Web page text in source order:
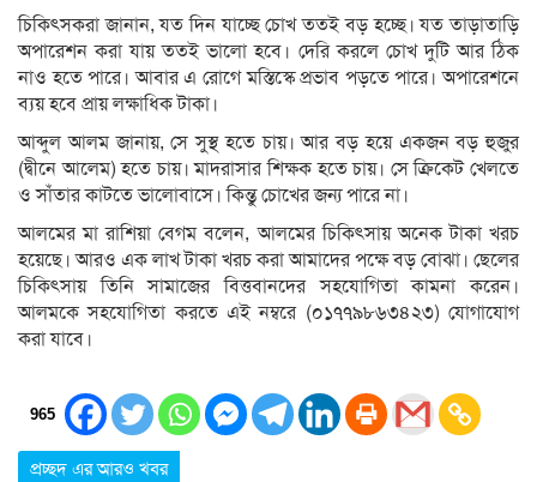
চিকিৎসকরা জানান, যত দিন যাচ্ছে চোখ ততই বড় হচ্ছে। যত তাড়াতাড়ি
অপারেশন করা যায় ততই ভালো হবে। দেরি করলে চোখ দুটি আর ঠিক
নাও হতে পারে। আবার এ রোগে মস্তিস্কে প্রভাব পড়তে পারে। অপারেশনে
ব্যয় হবে প্রায় লক্ষাধিক টাকা।
আব্দুল আলম জানায়, সে সুস্থ হতে চায়। আর বড় হয়ে একজন বড় হুজুর
(দ্বীনে আলেম) হতে চায়। মাদরাসার শিক্ষক হতে চায়। সে ক্রিকেট খেলতে
ও সাঁতার কাটতে ভালোবাসে। কিন্তু চোখের জন্য পারে না।
আলমের মা রাশিয়া বেগম বলেন, আলমের চিকিৎসায় অনেক টাকা খরচ
হয়েছে। আরও এক লাখ টাকা খরচ করা আমাদের পক্ষে বড় বোঝা। ছেলের
চিকিৎসায় তিনি সামাজের বিত্তবানদের সহযোগিতা কামনা করেন।
আলমকে সহযোগিতা করতে এই নম্বরে (০১৭৭৯৮৬৩৪২৩) যোগাযোগ
করা যাবে।
965
প্রচ্ছদ এর আরও খবর